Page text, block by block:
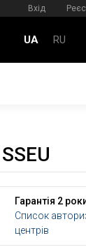
Вхід
UA RU
Гарантія 2
Список
центрів